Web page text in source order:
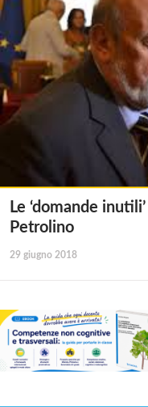
Le ‘domande
Petrolino
29 giugno 2018